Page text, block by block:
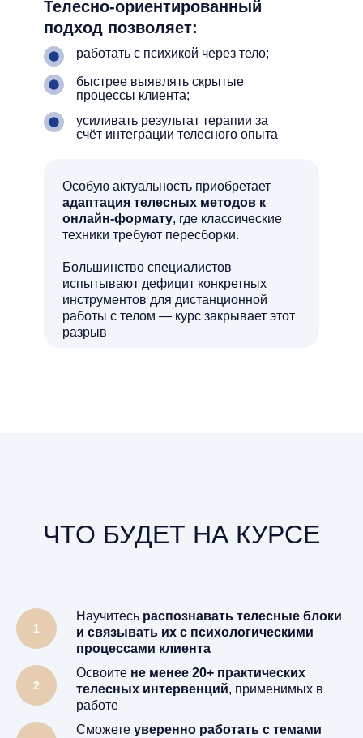
Особую актуальность приобретает
адаптация телесных методов к
онлайн-формату, где классические
техники требуют пересборки.
Большинство специалистов
испытывают дефицит конкретных
инструментов для дистанционной
работы с телом — курс закрывает этот
разрыв
усиливать результат терапии за
счёт интеграции телесного опыта
быстрее выявлять скрытые
процессы клиента;
работать с психикой через тело;
Телесно-ориентированный
подход позволяет:
ЧТО БУДЕТ НА КУРСЕ
Научитесь распознавать телесные блоки
и связывать их с психологическими
процессами клиента
Освоите не менее 20+ практических
телесных интервенций, применимых в
работе
Сможете уверенно работать с темами